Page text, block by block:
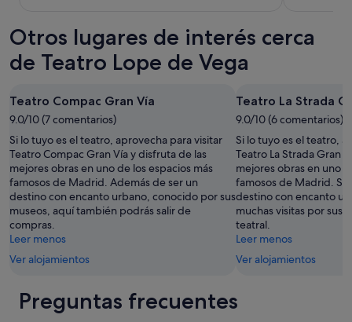
Otros lugares de interés cerca
de Teatro Lope de Vega
Teatro Compac Gran Vía
9.0/10 (7 comentarios)
Si lo tuyo es el teatro, aprovecha para visitar
Teatro Compac Gran Vía y disfruta de las
mejores obras en uno de los espacios más
famosos de Madrid. Además de ser un
destino con encanto urbano, conocido por sus
museos, aquí también podrás salir de
compras.
Leer menos
Ver alojamientos
Teatro La Strada
9.0/10 (6 comentarios)
Si lo tuyo es el teatro,
Teatro La Strada Gran
mejores obras en uno
famosos de Madrid.
destino con encanto
muchas visitas por sus
teatral.
Leer menos
Ver alojamientos
Preguntas frecuentes